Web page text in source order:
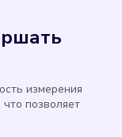
измерения
позволяет